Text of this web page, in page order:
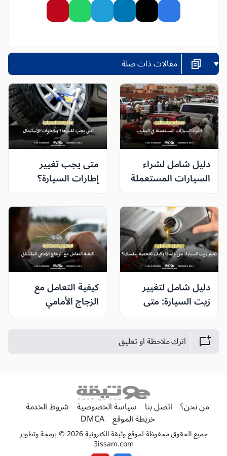
مقالات ذات صلة
دليل شامل لشراء
السيارات المستعملة
في المغرب: نصائح
وأساليب لضمان
صفقة آمنة
متى يجب تغيير
إطارات السيارة؟
العلامات الواضحة
وخطوات الاستبدال
بالتفصيل
دليل شامل لتغيير
زيت السيارة: متى
ولماذا وكيف تفحصه
بنفسك؟
كيفية التعامل مع
الزجاج الأمامي
المتشقق: الحلول
اترك ملاحظة او تعليق
من نحن؟ اتصل بنا سياسة الخصوصية شروط الخدمة
خريطة الموقع DMCA
جميع الحقوق محفوظة لموقع وثيقة الكترونية 2026 © برمجة وتطوير
3issam.com